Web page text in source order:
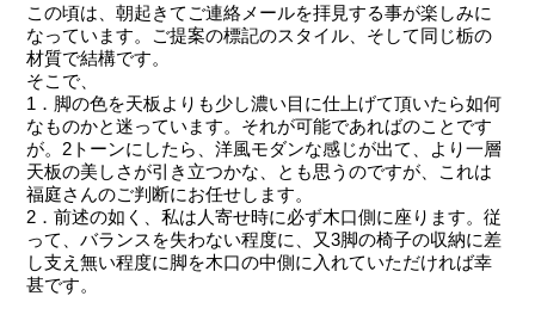
この頃は、朝起きてご連絡メールを拝見する事が楽しみに
なっています。ご提案の標記のスタイル、そして同じ栃の
材質で結構です。
そこで、
1．脚の色を天板よりも少し濃い目に仕上げて頂いたら如何
なものかと迷っています。それが可能であればのことです
が。2トーンにしたら、洋風モダンな感じが出て、より一層
天板の美しさが引き立つかな、とも思うのですが、これは
福庭さんのご判断にお任せします。
2．前述の如く、私は人寄せ時に必ず木口側に座ります。従
って、バランスを失わない程度に、又3脚の椅子の収納に差
し支え無い程度に脚を木口の中側に入れていただければ幸
甚です。